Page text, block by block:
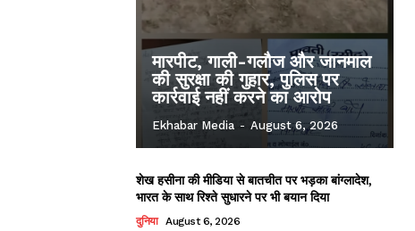
मारपीट, गाली-गलौज और जानमाल
की सुरक्षा की गुहार, पुलिस पर
कार्रवाई नहीं करने का आरोप
Ekhabar Media - August 6, 2026
शेख हसीना की मीडिया से बातचीत पर भड़का बांग्लादेश,
भारत के साथ रिश्ते सुधारने पर भी बयान दिया
दुनिया August 6, 2026